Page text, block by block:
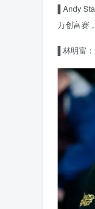
▌Andy
万创富赛
▌林明富